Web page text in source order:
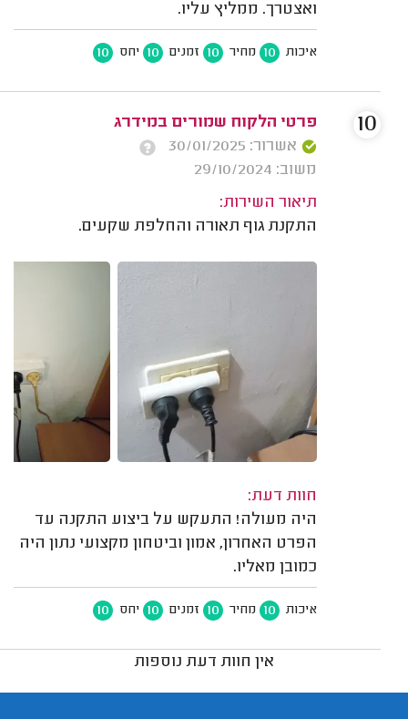
ואצטרך. ממליץ עליו.
איכות 10 מחיר 10 זמנים 10 יחס 10
פרטי הלקוח שמורים במידרג
אשרור: 30/01/2025
משוב: 29/10/2024
תיאור השירות:
התקנת גוף תאורה והחלפת שקעים.
חוות דעת:
היה מעולה! התעקש על ביצוע התקנה עד
הפרט האחרון, אמון וביטחון מקצועי נתון היה
כמובן מאליו.
איכות 10 מחיר 10 זמנים 10 יחס 10
10
אין חוות דעת נוספות